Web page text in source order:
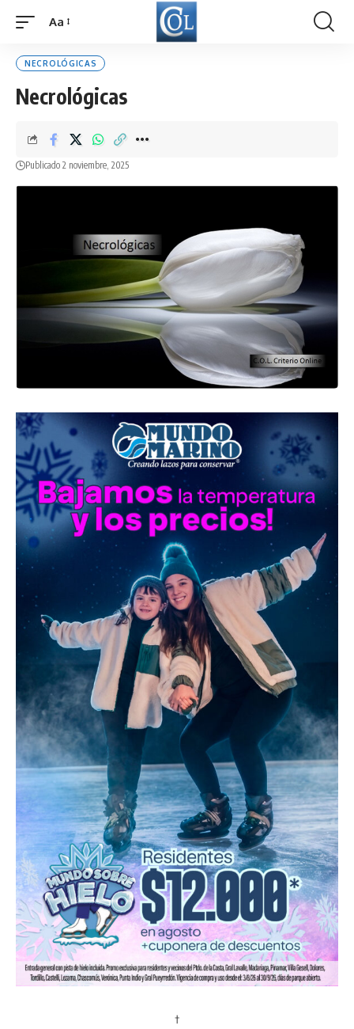
Font
Aa
NECROLÓGICAS
Necrológicas
Publicado 2 noviembre, 2025
†